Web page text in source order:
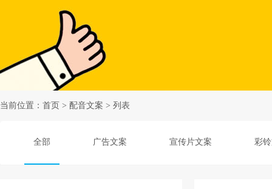
当前位置： 首页 > 配音文案 > 列表
全部 广告文案 宣传片文案 彩